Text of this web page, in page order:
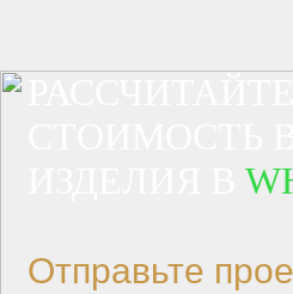
ИЗДЕЛИЯ В
Отправьте